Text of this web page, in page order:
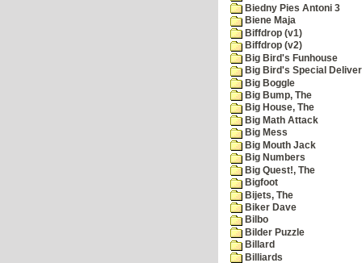
Biedny Pies Antoni 3
Biene Maja
Biffdrop (v1)
Biffdrop (v2)
Big Bird's Funhouse
Big Bird's Special
Big Boggle
Big Bump, The
Big House, The
Big Math Attack
Big Mess
Big Mouth Jack
Big Numbers
Big Quest!, The
Bigfoot
Bijets, The
Biker Dave
Bilbo
Bilder Puzzle
Billard
Billiards